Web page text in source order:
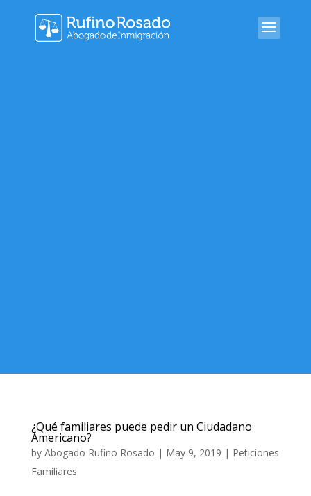
¿Qué familiares puede pedir un Ciudadano
Americano?
by Abogado Rufino Rosado | May 9, 2019 | Peticiones
Familiares